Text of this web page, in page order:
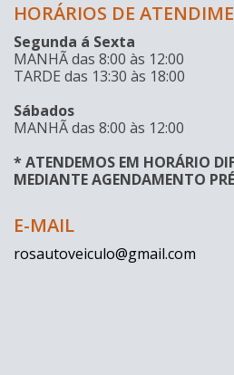
HORÁRIOS DE
Segunda á Sexta
MANHÃ das 8:00 às 12:00
TARDE das 13:30 às 18:00
Sábados
MANHÃ das 8:00 às 12:00
* ATENDEMOS EM HORÁRIO
MEDIANTE AGENDAMENTO
E-MAIL
rosautoveiculo@gmail.com